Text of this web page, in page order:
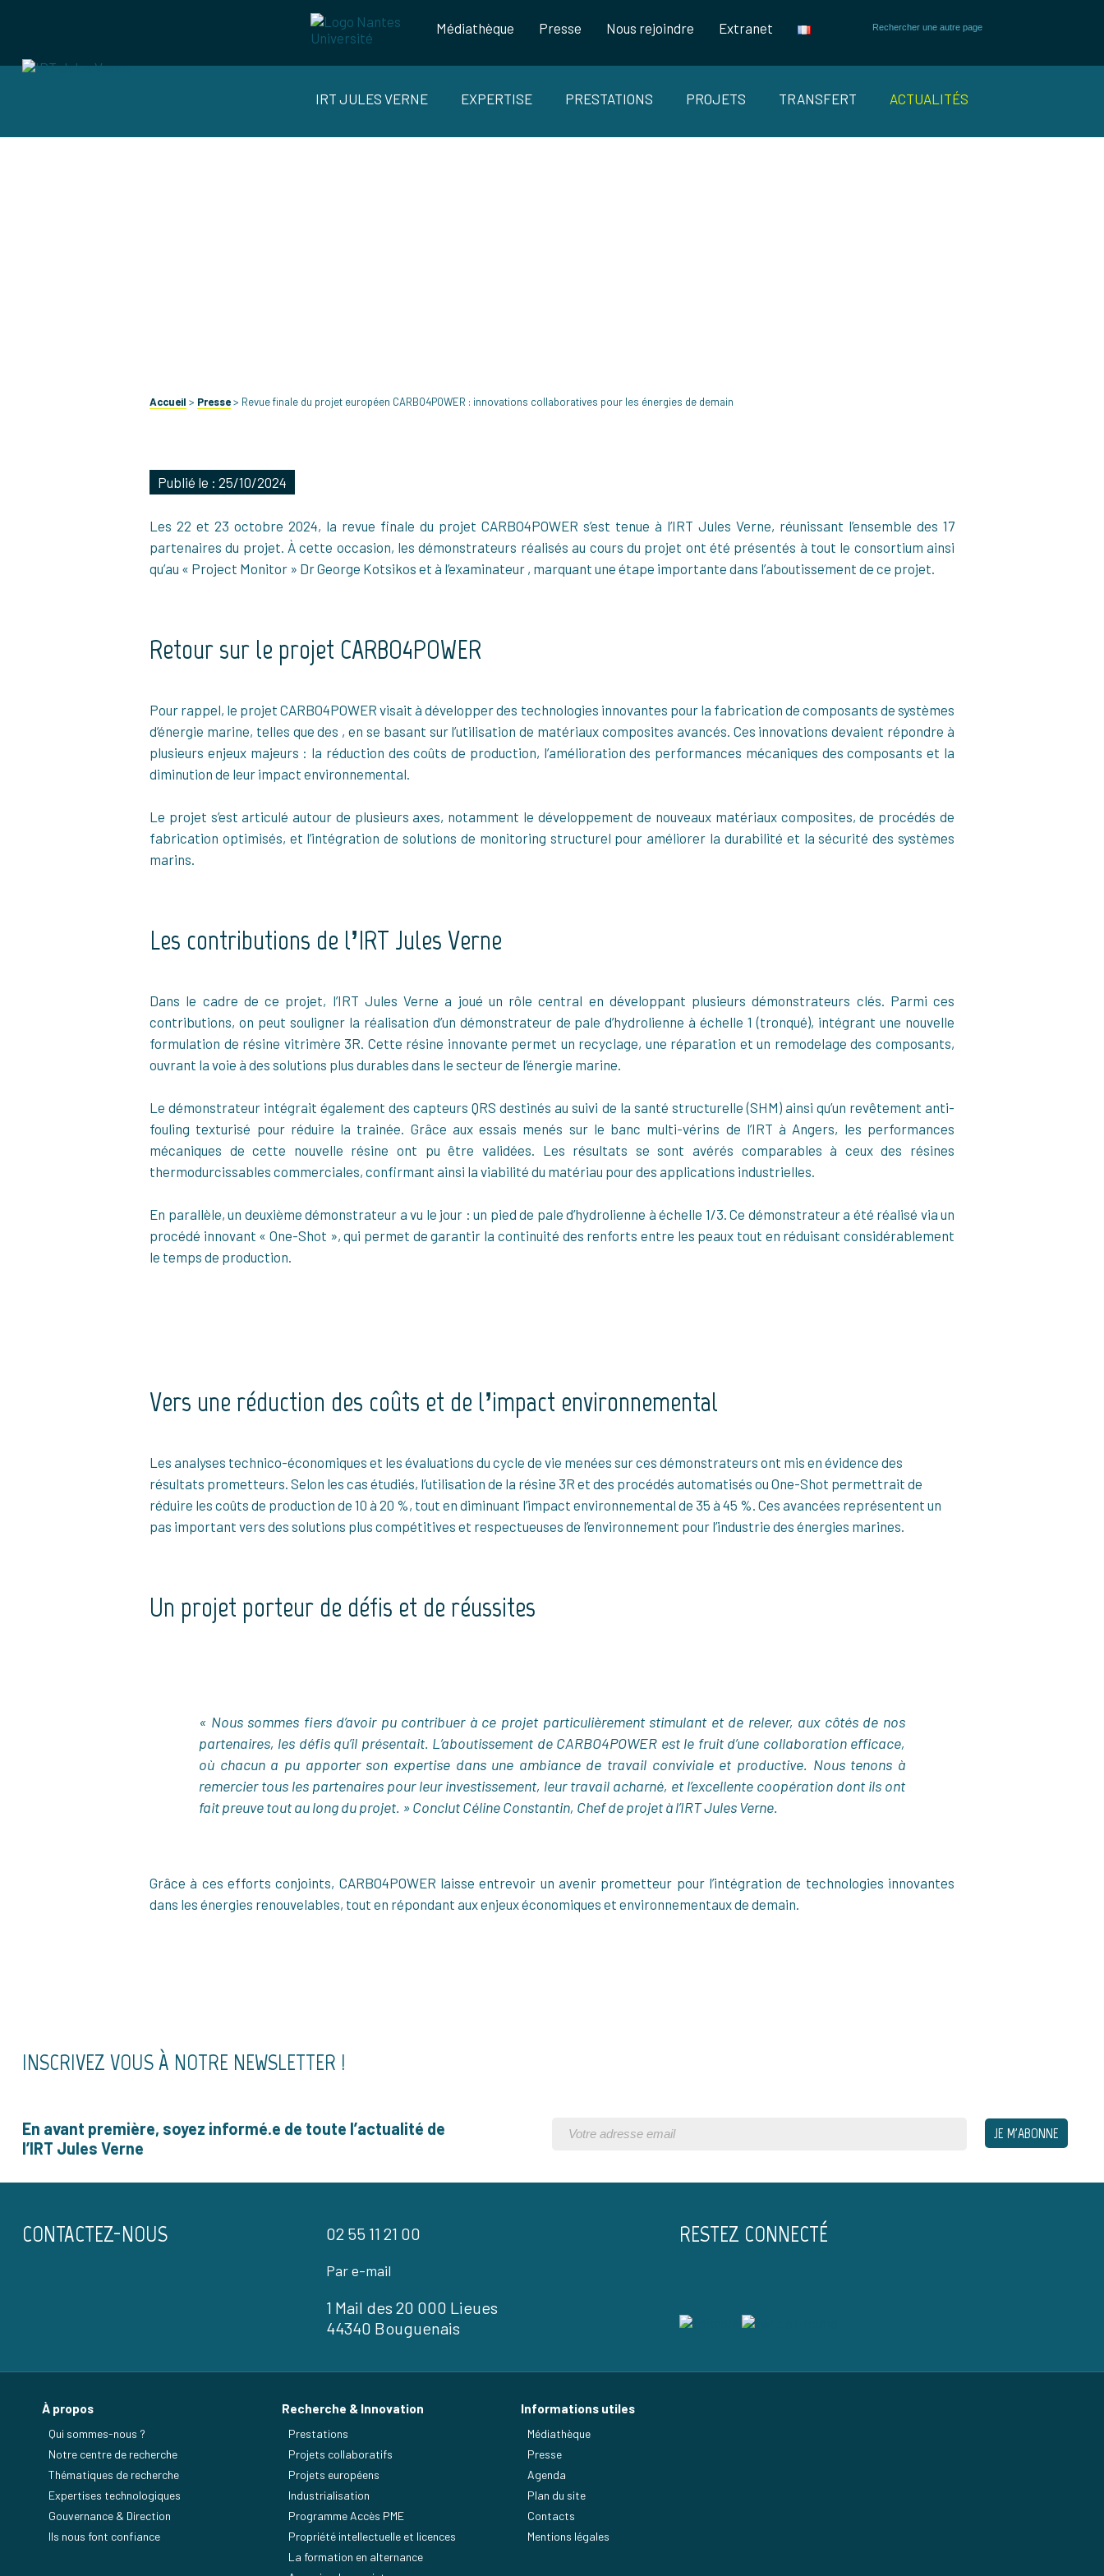
Médiathèque Presse Nous rejoindre Extranet
IRT JULES VERNE EXPERTISE PRESTATIONS PROJETS TRANSFERT ACTUALITÉS
Accueil > Presse> Revue finale du projet européen CARBO4POWER : innovations collaboratives pour les énergies de demain
Publié le : 25/10/2024
Les 22 et 23 octobre 2024, la revue finale du projet CARBO4POWER s’est tenue à l’IRT Jules Verne, réunissant l’ensemble des 17
partenaires du projet. À cette occasion, les démonstrateurs réalisés au cours du projet ont été présentés à tout le consortium ainsi
qu’au « Project Monitor » Dr George Kotsikos et à l’examinateur , marquant une étape importante dans l’aboutissement de ce projet.
Retour sur le projet CARBO4POWER
Pour rappel, le projet CARBO4POWER visait à développer des technologies innovantes pour la fabrication de composants de systèmes
d’énergie marine, telles que des , en se basant sur l’utilisation de matériaux composites avancés. Ces innovations devaient répondre à
plusieurs enjeux majeurs : la réduction des coûts de production, l’amélioration des performances mécaniques des composants et la
diminution de leur impact environnemental.
Le projet s’est articulé autour de plusieurs axes, notamment le développement de nouveaux matériaux composites, de procédés de
fabrication optimisés, et l’intégration de solutions de monitoring structurel pour améliorer la durabilité et la sécurité des systèmes
marins.
Les contributions de l’IRT Jules Verne
Dans le cadre de ce projet, l’IRT Jules Verne a joué un rôle central en développant plusieurs démonstrateurs clés. Parmi ces
contributions, on peut souligner la réalisation d’un démonstrateur de pale d’hydrolienne à échelle 1 (tronqué), intégrant une nouvelle
formulation de résine vitrimère 3R. Cette résine innovante permet un recyclage, une réparation et un remodelage des composants,
ouvrant la voie à des solutions plus durables dans le secteur de l’énergie marine.
Le démonstrateur intégrait également des capteurs QRS destinés au suivi de la santé structurelle (SHM) ainsi qu’un revêtement anti-
fouling texturisé pour réduire la trainée. Grâce aux essais menés sur le banc multi-vérins de l’IRT à Angers, les performances
mécaniques de cette nouvelle résine ont pu être validées. Les résultats se sont avérés comparables à ceux des résines
thermodurcissables commerciales, confirmant ainsi la viabilité du matériau pour des applications industrielles.
En parallèle, un deuxième démonstrateur a vu le jour : un pied de pale d’hydrolienne à échelle 1/3. Ce démonstrateur a été réalisé via un
procédé innovant « One-Shot », qui permet de garantir la continuité des renforts entre les peaux tout en réduisant considérablement
le temps de production.
Vers une réduction des coûts et de l’impact environnemental
Les analyses technico-économiques et les évaluations du cycle de vie menées sur ces démonstrateurs ont mis en évidence des
résultats prometteurs. Selon les cas étudiés, l’utilisation de la résine 3R et des procédés automatisés ou One-Shot permettrait de
réduire les coûts de production de 10 à 20 %, tout en diminuant l’impact environnemental de 35 à 45 %. Ces avancées représentent un
pas important vers des solutions plus compétitives et respectueuses de l’environnement pour l’industrie des énergies marines.
Un projet porteur de défis et de réussites
« Nous sommes fiers d’avoir pu contribuer à ce projet particulièrement stimulant et de relever, aux côtés de nos
partenaires, les défis qu’il présentait. L’aboutissement de CARBO4POWER est le fruit d’une collaboration efficace,
où chacun a pu apporter son expertise dans une ambiance de travail conviviale et productive. Nous tenons à
remercier tous les partenaires pour leur investissement, leur travail acharné, et l’excellente coopération dont ils ont
fait preuve tout au long du projet. » Conclut Céline Constantin, Chef de projet à l’IRT Jules Verne.
Grâce à ces efforts conjoints, CARBO4POWER laisse entrevoir un avenir prometteur pour l’intégration de technologies innovantes
dans les énergies renouvelables, tout en répondant aux enjeux économiques et environnementaux de demain.
INSCRIVEZ VOUS À NOTRE NEWSLETTER !
En avant première, soyez informé.e de toute l’actualité de
l’IRT Jules Verne
CONTACTEZ-NOUS 02 55 11 21 00
Par e-mail
1 Mail des 20 000 Lieues
44340 Bouguenais
RESTEZ CONNECTÉ
À propos
Qui sommes-nous ?
Notre centre de recherche
Thématiques de recherche
Expertises technologiques
Gouvernance & Direction
Ils nous font confiance
Recherche & Innovation
Prestations
Projets collaboratifs
Projets européens
Industrialisation
Programme Accès PME
Propriété intellectuelle et licences
La formation en alternance
Informations utiles
Médiathèque
Presse
Agenda
Plan du site
Contacts
Mentions légales